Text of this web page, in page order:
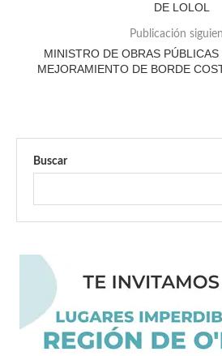
DE LOLOL
Publicación
MINISTRO DE OBRAS
MEJORAMIENTO DE BORDE
Buscar